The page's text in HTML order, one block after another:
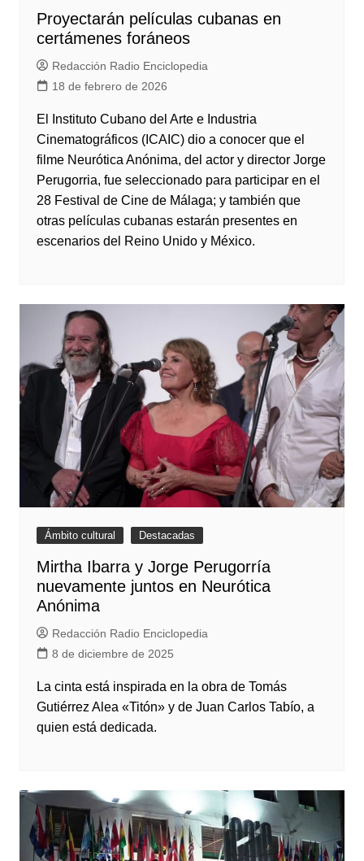
Proyectarán películas cubanas en
certámenes foráneos
Redacción Radio Enciclopedia
18 de febrero de 2026
El Instituto Cubano del Arte e Industria
Cinematográficos (ICAIC) dio a conocer que el
filme Neurótica Anónima, del actor y director Jorge
Perugorria, fue seleccionado para participar en el
28 Festival de Cine de Málaga; y también que
otras películas cubanas estarán presentes en
escenarios del Reino Unido y México.
Ámbito cultural Destacadas
Mirtha Ibarra y Jorge Perugorría
nuevamente juntos en Neurótica
Anónima
Redacción Radio Enciclopedia
8 de diciembre de 2025
La cinta está inspirada en la obra de Tomás
Gutiérrez Alea «Titón» y de Juan Carlos Tabío, a
quien está dedicada.